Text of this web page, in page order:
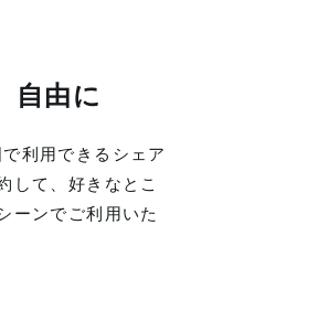
自由に
利用できるシェア
して、好きなとこ
ーンでご利用いた